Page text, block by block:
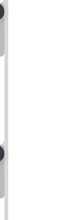
aos favoritos
aos favoritos